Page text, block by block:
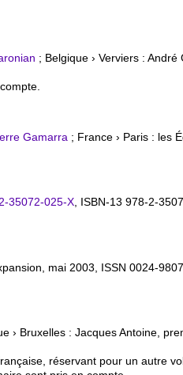
; Belgique › Verviers :
Gamarra ; France › Paris : les
35072-025-X, ISBN-13 978-2-
mai 2003, ISSN 0024-
› Bruxelles : Jacques Antoine,
réservant pour un autre